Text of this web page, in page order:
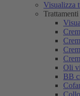
Visualizza
Oli
BB